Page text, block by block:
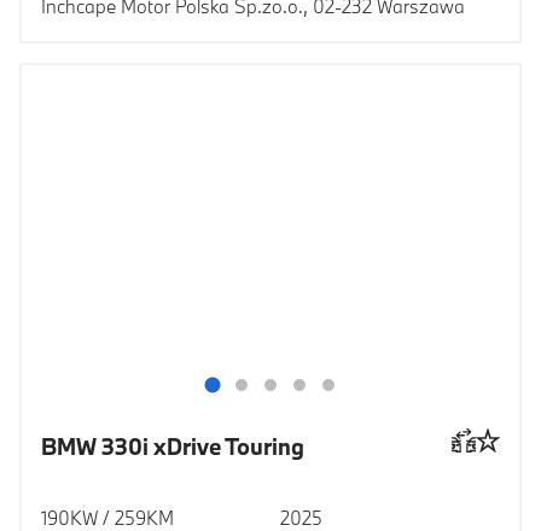
Inchcape Motor Polska Sp.zo.o., 02-232 Warszawa
BMW 330i xDrive Touring
190KW / 259KM
2025